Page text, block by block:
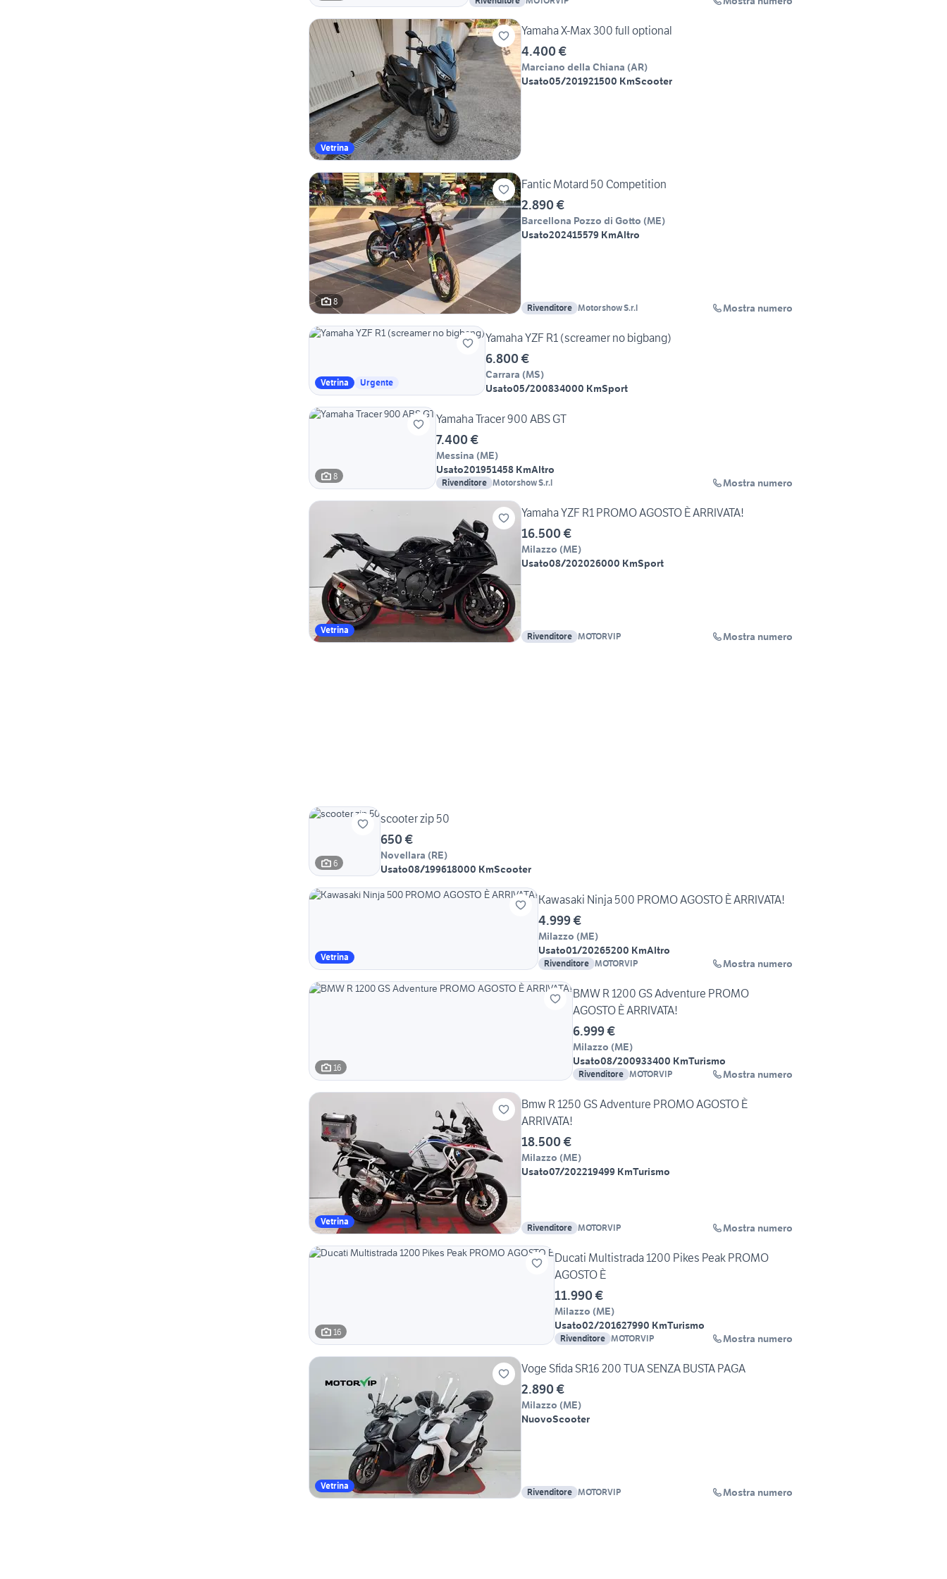
Vetrina
Yamaha X-Max 300 full optional
4.400 €
Marciano della Chiana (AR)
Usato05/201921500 KmScooter
8
Fantic Motard 50 Competition
2.890 €
Barcellona Pozzo di Gotto (ME)
Usato202415579 KmAltro
Rivenditore Motorshow S.r.l Mostra numero
Vetrina Urgente
Yamaha YZF R1 (screamer no bigbang)
6.800 €
Carrara (MS)
Usato05/200834000 KmSport
8
Yamaha Tracer 900 ABS GT
7.400 €
Messina (ME)
Usato201951458 KmAltro
Rivenditore Motorshow S.r.l Mostra numero
Vetrina
Yamaha YZF R1 PROMO AGOSTO È ARRIVATA!
16.500 €
Milazzo (ME)
Usato08/202026000 KmSport
Rivenditore MOTORVIP Mostra numero
6
scooter zip 50
650 €
Novellara (RE)
Usato08/199618000 KmScooter
Vetrina
Kawasaki Ninja 500 PROMO AGOSTO È ARRIVATA!
4.999 €
Milazzo (ME)
Usato01/20265200 KmAltro
Rivenditore MOTORVIP Mostra numero
16
BMW R 1200 GS Adventure PROMO
AGOSTO È ARRIVATA!
6.999 €
Milazzo (ME)
Usato08/200933400 KmTurismo
Rivenditore MOTORVIP Mostra numero
Vetrina
Bmw R 1250 GS Adventure PROMO AGOSTO È
ARRIVATA!
18.500 €
Milazzo (ME)
Usato07/202219499 KmTurismo
Rivenditore MOTORVIP Mostra numero
16
Ducati Multistrada 1200 Pikes Peak PROMO
AGOSTO È
11.990 €
Milazzo (ME)
Usato02/201627990 KmTurismo
Rivenditore MOTORVIP Mostra numero
Vetrina
Voge Sfida SR16 200 TUA SENZA BUSTA PAGA
2.890 €
Milazzo (ME)
NuovoScooter
Rivenditore MOTORVIP Mostra numero